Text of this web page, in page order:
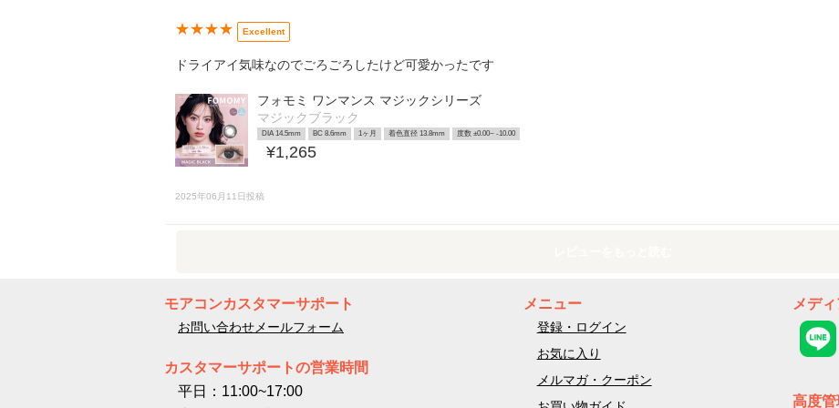
★★★★ Excellent
ドライアイ気味なのでごろごろしたけど可愛かったです
フォモミ ワンマンス マジックシリーズ
マジックブラック
DIA 14.5mm BC 8.6mm 1ヶ月 着色直径 13.8mm 度数 ±0.00~ -10.00
¥1,265
2025年06月11日投稿
モアコンカスタマーサポート
お問い合わせメールフォーム
カスタマーサポートの営業時間
平日：11:00~17:00
メニュー
登録・ログイン
お気に入り
メルマガ・クーポン
メデ
高度